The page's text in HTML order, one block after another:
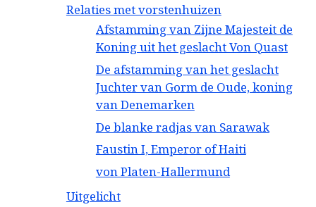
Relaties met vorstenhuizen
Afstamming van Zijne Majesteit de
Koning uit het geslacht Von Quast
De afstamming van het geslacht
Juchter van Gorm de Oude, koning
van Denemarken
De blanke radjas van Sarawak
Faustin I, Emperor of Haiti
von Platen-Hallermund
Uitgelicht